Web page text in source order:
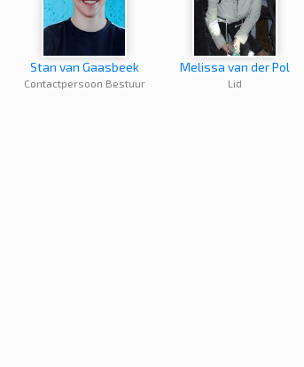
Stan van Gaasbeek
Contactpersoon Bestuur
Melissa van der Pol
Lid